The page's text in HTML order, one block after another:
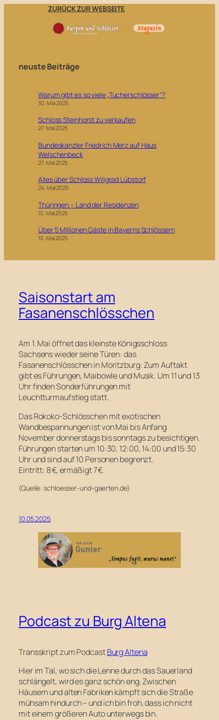
ZURÜCK ZUR WEBSEITE
neuste Beiträge
Warum gibt es so viele „Tucherschlösser“?
30. Mai 2025
Schloss Steinhorst zu verkaufen
27. Mai 2025
Bundeskanzler Friedrich Merz auf Haus
Welschenbeck
27. Mai 2025
Alles über Schloss Wiligrad Lübstorf
24. Mai 2025
Thüringen – Land der Residenzen
10. Mai 2025
Über 5 Millionen Gäste in Bayerns Schlössern
10. Mai 2025
Saisonstart am
Fasanenschlösschen
Am 1. Mai öffnet das kleinste Königsschloss
Sachsens wieder seine Türen: das
Fasanenschlösschen in Moritzburg. Zum Auftakt
gibt es Führungen, Maibowle und Musik. Um 11 und 13
Uhr finden Sonderführungen mit
Leuchtturmaufstieg statt.
Das Rokoko-Schlösschen mit exotischen
Wandbespannungen ist von Mai bis Anfang
November donnerstags bis sonntags zu besichtigen.
Führungen starten um 10:30, 12:00, 14:00 und 15:30
Uhr und sind auf 10 Personen begrenzt.
Eintritt: 8 €, ermäßigt 7 €.
(Quelle: schloesser-und-gaerten.de)
10.05.2025
Podcast zu Burg Altena
Transskript zum PodcastBurg Altena
Hier im Tal, wo sich die Lenne durch das Sauerland
schlängelt, wird es ganz schön eng. Zwischen
Häusern und alten Fabriken kämpft sich die Straße
mühsam hindurch – und ich bin froh, dass ich nicht
mit einem größeren Auto unterwegs bin.